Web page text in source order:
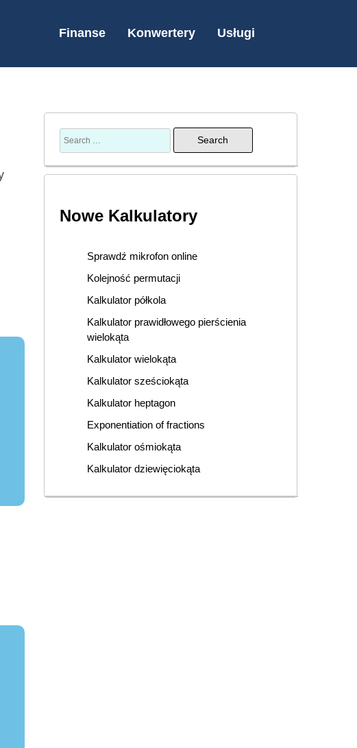
Finanse Konwertery Usługi
Nowe Kalkulatory
Sprawdź mikrofon online
Kolejność permutacji
Kalkulator półkola
Kalkulator prawidłowego pierścienia
wielokąta
Kalkulator wielokąta
Kalkulator sześciokąta
Kalkulator heptagon
Exponentiation of fractions
Kalkulator ośmiokąta
Kalkulator dziewięciokąta